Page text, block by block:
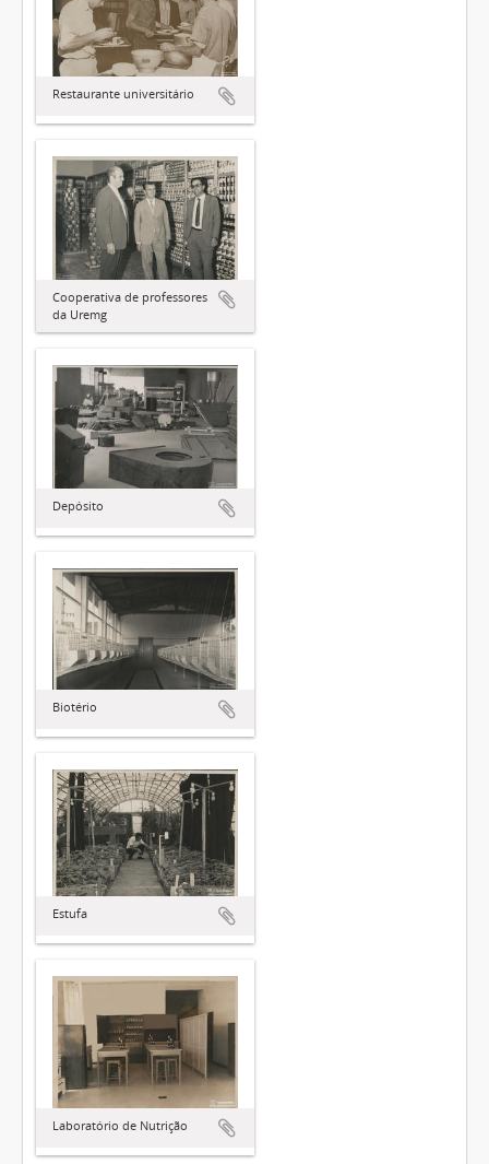
Restaurante universitário
Cooperativa de professores
da Uremg
Depósito
Biotério
Estufa
Laboratório de Nutrição